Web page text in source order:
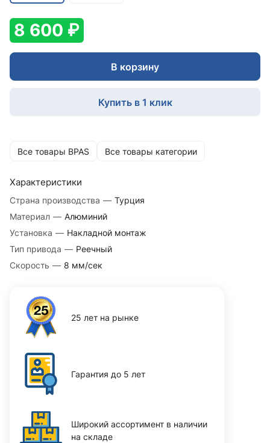
8 600 ₽
В корзину
Купить в 1 клик
Все товары BPAS Все товары категории
Характеристики
Страна производства — Турция
Материал — Алюминий
Установка — Накладной монтаж
Тип привода — Реечный
Скорость — 8 мм/сек
25 лет на рынке
Гарантия до 5 лет
Широкий ассортимент в наличии
на складе